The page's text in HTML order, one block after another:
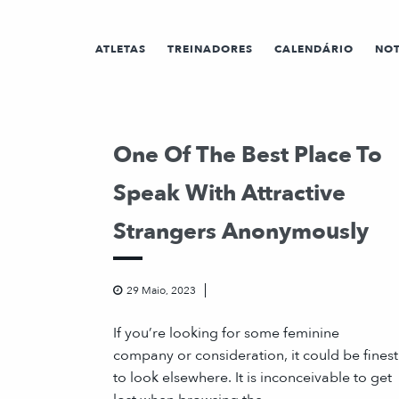
ATLETAS TREINADORES CALENDÁRIO
One Of The Best Place To
Speak With Attractive
Strangers Anonymously
29 Maio, 2023
If you’re looking for some feminine
company or consideration, it could be finest
to look elsewhere. It is inconceivable to get